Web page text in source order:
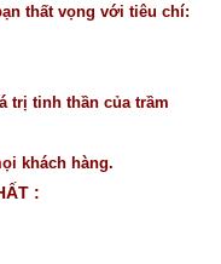
thất vọng với tiêu chí:
trị tinh thần của trầm
khách hàng.
: